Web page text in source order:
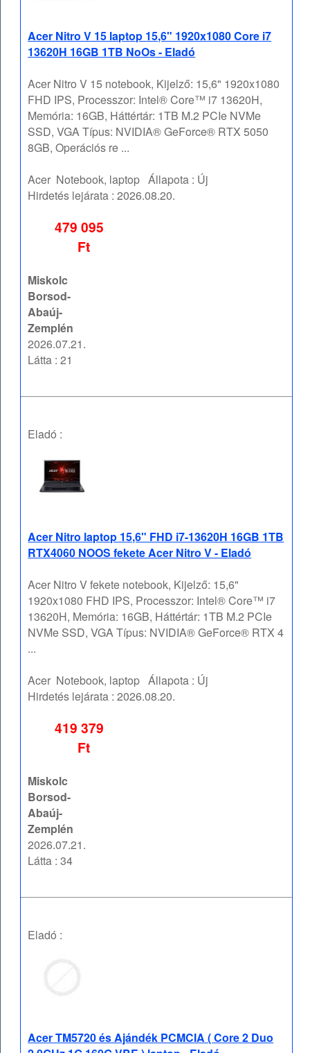
Acer Nitro V 15 laptop 15,6" 1920x1080 Core i7
13620H 16GB 1TB NoOs - Eladó
Acer Nitro V 15 notebook, Kijelző: 15,6" 1920x1080
FHD IPS, Processzor: Intel® Core™ i7 13620H,
Memória: 16GB, Háttértár: 1TB M.2 PCIe NVMe
SSD, VGA Típus: NVIDIA® GeForce® RTX 5050
8GB, Operációs re ...
Acer Notebook, laptop Állapota : Új
Hirdetés lejárata :2026.08.20.
479 095
Ft
Miskolc
Borsod-
Abaúj-
Zemplén
2026.07.21.
Látta : 21
Eladó :
Acer Nitro laptop 15,6" FHD i7-13620H 16GB 1TB
RTX4060 NOOS fekete Acer Nitro V - Eladó
Acer Nitro V fekete notebook, Kijelző: 15,6"
1920x1080 FHD IPS, Processzor: Intel® Core™ i7
13620H, Memória: 16GB, Háttértár: 1TB M.2 PCIe
NVMe SSD, VGA Típus: NVIDIA® GeForce® RTX 4
...
Acer Notebook, laptop Állapota : Új
Hirdetés lejárata :2026.08.20.
419 379
Ft
Miskolc
Borsod-
Abaúj-
Zemplén
2026.07.21.
Látta : 34
Eladó :
Acer TM5720 és Ajándék PCMCIA ( Core 2 Duo